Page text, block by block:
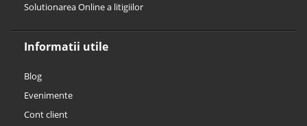
Solutionarea Online a litigiilor
Informatii utile
Blog
Evenimente
Cont client